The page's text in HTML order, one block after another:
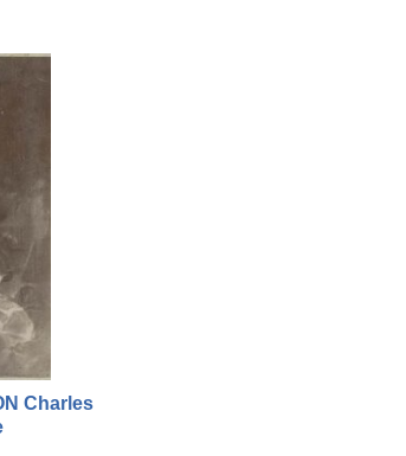
Charles